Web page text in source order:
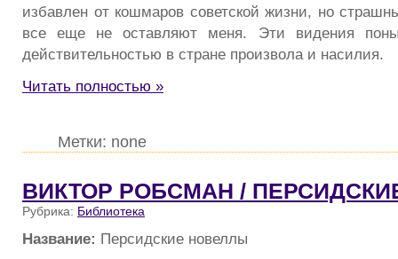
избавлен от кошмаров советской жизни, но
все еще не оставляют меня. Эти видения
действительностью в стране произвола и насилия.
Читать полностью »
Метки: none
ВИКТОР РОБСМАН /
Рубрика: Библиотека
Название: Персидские новеллы